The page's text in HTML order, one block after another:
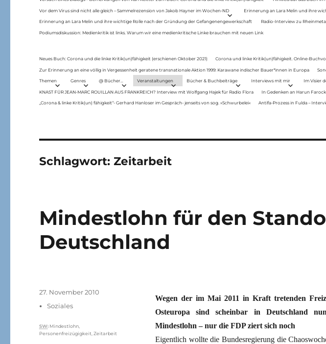
Vor dem Virus sind nicht alle gleich – Sammelrezension von Jakob Hayner im Wochen-ND Erinnerung an Lara Melin und ihre
Erinnerung an Lara Melin und ihre wichtige Rolle nach der Gründung der Gefangenengewerkschaft Radio-Interview zu
Podiumsdiskussion: Medienkritik ist links. Warum wir eine medienkritische Linke brauchen mit neuen Link
Neues Buch: Corona und die linke Kritik(un)fähigkeit (erschienen Oktober 2021) Corona und linke Kritik(un)fähigkeit. Online-
Zur Erinnerung an eine völlig in Vergessenheit geratene transnationale Aktion 1999: Karawane indischer Bauer*innen in Europa
Themen Genres @ Bücher… Veranstaltungen Bücher & Buchbeiträge Interviews mit mir Im Visier
KNAST FÜR JEAN-MARC ROUILLAN AUS FRANKREICH? Interview mit Wolfgang Hajek für Radio Flora In Gedenken an Harun
„Corona & linke Kritik(un) fähigkeit“- Gerhard Hanloser im Gespräch- jenseits von sog. »Schwurbelei« Antifa-Prozess in Fulda –
Schlagwort:Zeitarbeit
Mindestlohn für den
Deutschland
Wegen der im Mai 2011 in Kraft tretenden
Osteuropa sind scheinbar in Deutschland
Mindestlohn – nur die FDP ziert sich noch
Eigentlich wollte die Bundesregierung die
Veröffentlicht
27. November 2010
Kategorien
Soziales
Schlagwörter
SW: Mindestlohn
Personenfreizügigkeit ,Zeitarbeit